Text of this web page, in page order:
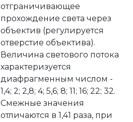
отграничивающее
прохождение света через
объектив (регулируется
отверстие объектива).
Величина светового потока
характеризуется
диафрагменным числом -
1,4; 2; 2,8; 4; 5,6; 8; 11; 16; 22; 32.
Смежные значения
отличаются в 1,41 раза, при